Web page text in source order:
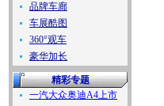
品牌车廊
车展酷图
360°观车
豪华加长
精彩专题
一汽大众奥迪A4上市